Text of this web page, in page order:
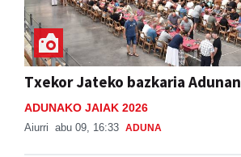
Txekor Jateko bazkaria Adunan
ADUNAKO JAIAK 2026
Aiurri abu 09, 16:33 ADUNA